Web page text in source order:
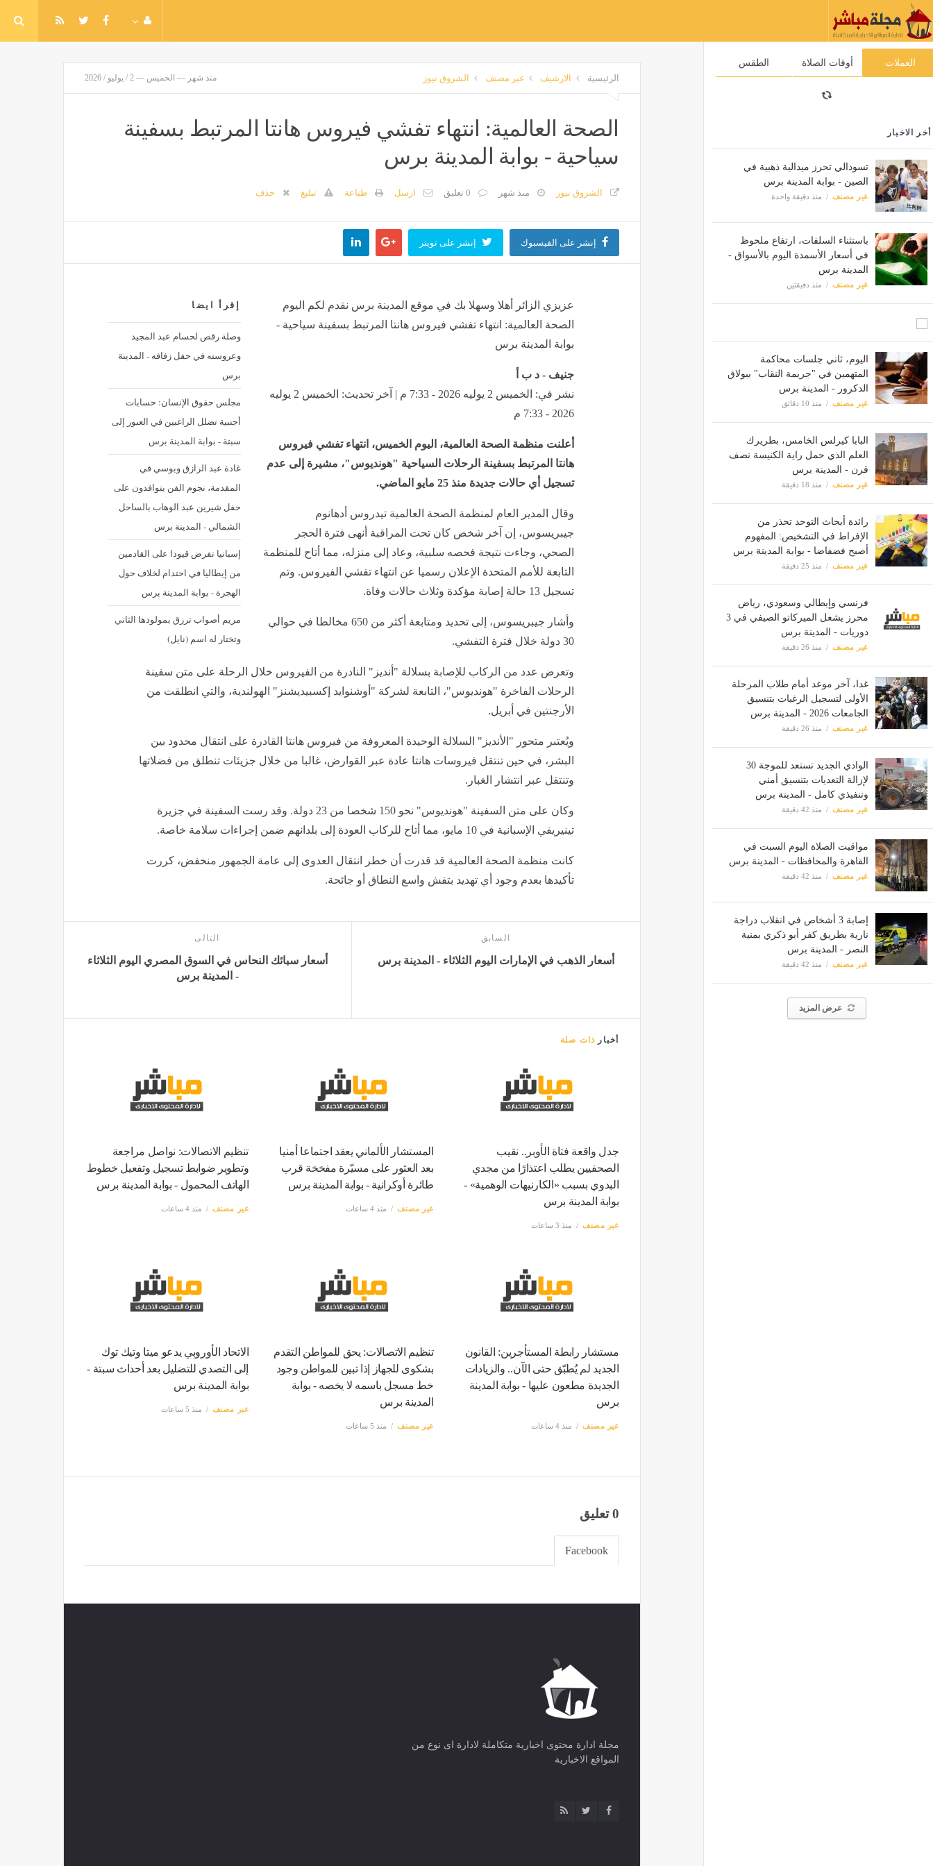
العملات أوقات الصلاة الطقس
أخر الاخبار
تسودالي تحرز ميدالية ذهبية في
الصين - بوابة المدينة برس
غير مصنف منذ دقيقة واحدة
باستثناء السلفات، ارتفاع ملحوظ
في أسعار الأسمدة اليوم بالأسواق -
المدينة برس
غير مصنف منذ دقيقتين
اليوم، ثاني جلسات محاكمة
المتهمين في "جريمة النقاب" ببولاق
الدكرور - المدينة برس
غير مصنف منذ 10 دقائق
البابا كيرلس الخامس، بطريرك
العلم الذي حمل راية الكنيسة نصف
قرن - المدينة برس
غير مصنف منذ 18 دقيقة
رائدة أبحاث التوحد تحذر من
الإفراط في التشخيص: المفهوم
أصبح فضفاضا - بوابة المدينة برس
غير مصنف منذ 25 دقيقة
فرنسي وإيطالي وسعودي، رياض
محرز يشعل الميركاتو الصيفي في 3
دوريات - المدينة برس
غير مصنف منذ 26 دقيقة
غدا، آخر موعد أمام طلاب المرحلة
الأولى لتسجيل الرغبات بتنسيق
الجامعات 2026 - المدينة برس
غير مصنف منذ 26 دقيقة
الوادي الجديد تستعد للموجة 30
لإزالة التعديات بتنسيق أمني
وتنفيذي كامل - المدينة برس
غير مصنف منذ 42 دقيقة
مواقيت الصلاة اليوم السبت في
القاهرة والمحافظات - المدينة برس
غير مصنف منذ 42 دقيقة
إصابة 3 أشخاص في انقلاب دراجة
نارية بطريق كفر أبو ذكري بمنية
النصر - المدينة برس
غير مصنف منذ 42 دقيقة
عرض المزيد
الرئيسية الارشيف غير مصنف الشروق نيوز منذ شهر — الخميس — 2 / يوليو / 2026
الصحة العالمية: انتهاء تفشي فيروس هانتا المرتبط بسفينة
سياحية - بوابة المدينة برس
الشروق نيوز منذ شهر 0 تعليق ارسل طباعة تبليغ حذف
إنشر على الفيسبوك إنشر على تويتر
إقرأ ايضا
وصلة رقص لحسام عبد المجيد
وعروسته في حفل زفافه - المدينة
برس
مجلس حقوق الإنسان: حسابات
أجنبية تضلل الراغبين في العبور إلى
سبتة - بوابة المدينة برس
غادة عبد الرازق وبوسي في
المقدمة، نجوم الفن يتوافدون على
حفل شيرين عبد الوهاب بالساحل
الشمالي - المدينة برس
إسبانيا تفرض قيودا على القادمين
من إيطاليا في احتدام لخلاف حول
الهجرة - بوابة المدينة برس
مريم أصواب ترزق بمولودها الثاني
وتختار له اسم (نايل)
عزيزي الزائر أهلا وسهلا بك في موقع المدينة برس نقدم لكم اليوم
الصحة العالمية: انتهاء تفشي فيروس هانتا المرتبط بسفينة سياحية -
بوابة المدينة برس
جنيف - د ب أ
نشر في: الخميس 2 يوليه 2026 - 7:33 م | آخر تحديث: الخميس 2 يوليه
2026 - 7:33 م
أعلنت منظمة الصحة العالمية، اليوم الخميس، انتهاء تفشي فيروس
هانتا المرتبط بسفينة الرحلات السياحية "هونديوس"، مشيرة إلى عدم
تسجيل أي حالات جديدة منذ 25 مايو الماضي.
وقال المدير العام لمنظمة الصحة العالمية تيدروس أدهانوم
جيبريسوس، إن آخر شخص كان تحت المراقبة أنهى فترة الحجر
الصحي، وجاءت نتيجة فحصه سلبية، وعاد إلى منزله، مما أتاح للمنظمة
التابعة للأمم المتحدة الإعلان رسميا عن انتهاء تفشي الفيروس. وتم
تسجيل 13 حالة إصابة مؤكدة وثلاث حالات وفاة.
وأشار جيبريسوس، إلى تحديد ومتابعة أكثر من 650 مخالطا في حوالي
30 دولة خلال فترة التفشي.
وتعرض عدد من الركاب للإصابة بسلالة "أنديز" النادرة من الفيروس خلال الرحلة على متن سفينة
الرحلات الفاخرة "هونديوس"، التابعة لشركة "أوشنوايد إكسبيديشنز" الهولندية، والتي انطلقت من
الأرجنتين في أبريل.
ويُعتبر متحور "الأنديز" السلالة الوحيدة المعروفة من فيروس هانتا القادرة على انتقال محدود بين
البشر، في حين تنتقل فيروسات هانتا عادة عبر القوارض، غالبا من خلال جزيئات تنطلق من فضلاتها
وتنتقل عبر انتشار الغبار.
وكان على متن السفينة "هونديوس" نحو 150 شخصا من 23 دولة. وقد رست السفينة في جزيرة
تينيريفي الإسبانية في 10 مايو، مما أتاح للركاب العودة إلى بلدانهم ضمن إجراءات سلامة خاصة.
كانت منظمة الصحة العالمية قد قدرت أن خطر انتقال العدوى إلى عامة الجمهور منخفض، كررت
تأكيدها بعدم وجود أي تهديد بتفش واسع النطاق أو جائحة.
السابق
أسعار الذهب في الإمارات اليوم الثلاثاء - المدينة برس
التالى
أسعار سبائك النحاس في السوق المصري اليوم الثلاثاء
- المدينة برس
أخبار ذات صلة
جدل واقعة فتاة الأوبر.. نقيب
الصحفيين يطلب اعتذارًا من مجدي
البدوي بسبب «الكارنيهات الوهمية» -
بوابة المدينة برس
غير مصنف منذ 3 ساعات
المستشار الألماني يعقد اجتماعا أمنيا
بعد العثور على مسيّرة مفخخة قرب
طائرة أوكرانية - بوابة المدينة برس
غير مصنف منذ 4 ساعات
تنظيم الاتصالات: نواصل مراجعة
وتطوير ضوابط تسجيل وتفعيل خطوط
الهاتف المحمول - بوابة المدينة برس
غير مصنف منذ 4 ساعات
مستشار رابطة المستأجرين: القانون
الجديد لم يُطبّق حتى الآن.. والزيادات
الجديدة مطعون عليها - بوابة المدينة
برس
غير مصنف منذ 4 ساعات
تنظيم الاتصالات: يحق للمواطن التقدم
بشكوى للجهاز إذا تبين للمواطن وجود
خط مسجل باسمه لا يخصه - بوابة
المدينة برس
غير مصنف منذ 5 ساعات
الاتحاد الأوروبي يدعو ميتا وتيك توك
إلى التصدي للتضليل بعد أحداث سبتة -
بوابة المدينة برس
غير مصنف منذ 5 ساعات
0 تعليق
Facebook
مجلة ادارة محتوى اخبارية متكاملة لادارة اى نوع من
المواقع الاخبارية